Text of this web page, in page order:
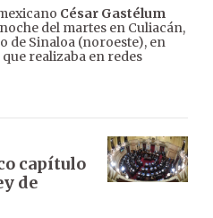
César Gastélum
del martes en Culiacán,
de Sinaloa (noroeste), en
realizaba en redes
capítulo
de